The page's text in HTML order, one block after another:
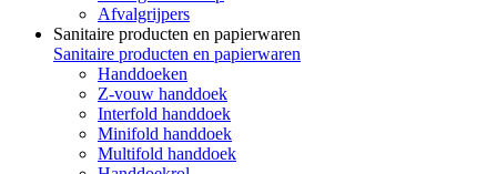
Afvalgrijpers
Sanitaire producten en papierwaren
Sanitaire producten en papierwaren
Handdoeken
Z-vouw handdoek
Interfold handdoek
Minifold handdoek
Multifold handdoek